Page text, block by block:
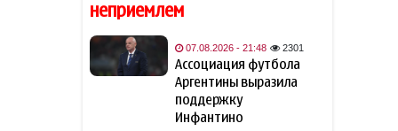
10:24
Премьер-министр Армении: В
ближайшее время мы
приступим к практической
реализации проекта TRIPP
Пашинян: Страница
конфликта между Арменией
неприемлем
07.08.2026 - 21:48 2301
Ассоциация футбола
Аргентины выразила
поддержку
Инфантино